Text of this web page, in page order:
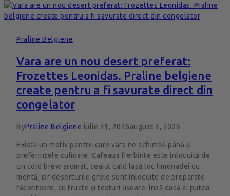
Praline Belgiene
Vara are un nou desert preferat:
Frozettes Leonidas. Praline belgiene
create pentru a fi savurate direct din
congelator
ByPraline Belgiene iulie 31, 2026august 3, 2026
Există un motiv pentru care vara ne schimbă până și
preferințele culinare. Cafeaua fierbinte este înlocuită de
un cold brew aromat, ceaiul cald lasă loc limonadei cu
mentă, iar deserturile grele sunt înlocuite de preparate
răcoritoare, cu fructe și texturi ușoare. Însă dacă ai putea